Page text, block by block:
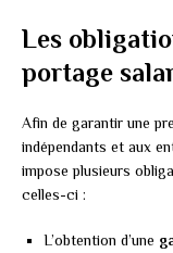
Les
portage
Afin de garantir une
indépendants et aux
impose plusieurs
celles-ci :
L’obtention d’une